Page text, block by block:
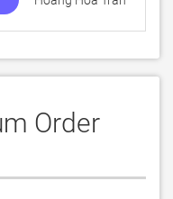
Order